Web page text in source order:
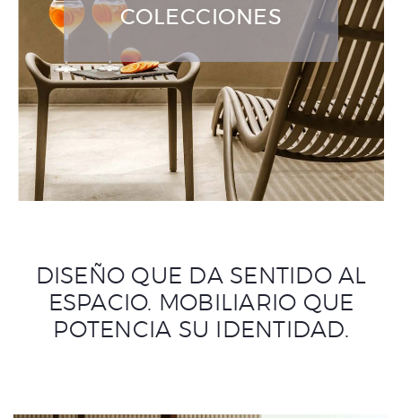
COLECCIONES
DISEÑO QUE DA SENTIDO AL
ESPACIO. MOBILIARIO QUE
POTENCIA SU IDENTIDAD.